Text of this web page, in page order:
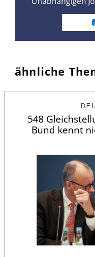
ähnliche
548
Bund kennt